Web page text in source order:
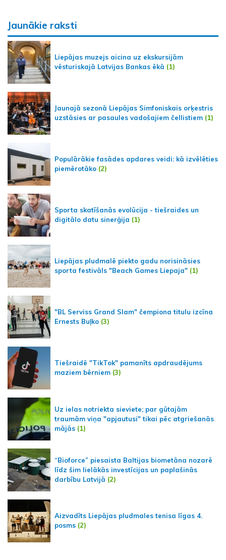
Jaunākie raksti
Liepājas muzejs aicina uz ekskursijām
vēsturiskajā Latvijas Bankas ēkā (1)
Jaunajā sezonā Liepājas Simfoniskais orķestris
uzstāsies ar pasaules vadošajiem čellistiem (1)
Populārākie fasādes apdares veidi: kā izvēlēties
piemērotāko (2)
Sporta skatīšanās evolūcija - tiešraides un
digitālo datu sinerģija (1)
Liepājas pludmalē piekto gadu norisināsies
sporta festivāls "Beach Games Liepaja" (1)
"BL Serviss Grand Slam" čempiona titulu izcīna
Ernests Buļko (3)
Tiešraidē "TikTok" pamanīts apdraudējums
maziem bērniem (3)
Uz ielas notriekta sieviete; par gūtajām
traumām viņa "apjautusi" tikai pēc atgriešanās
mājās (1)
“Bioforce” piesaista Baltijas biometāna nozarē
līdz šim lielākās investīcijas un paplašinās
darbību Latvijā (2)
Aizvadīts Liepājas pludmales tenisa līgas 4.
posms (2)